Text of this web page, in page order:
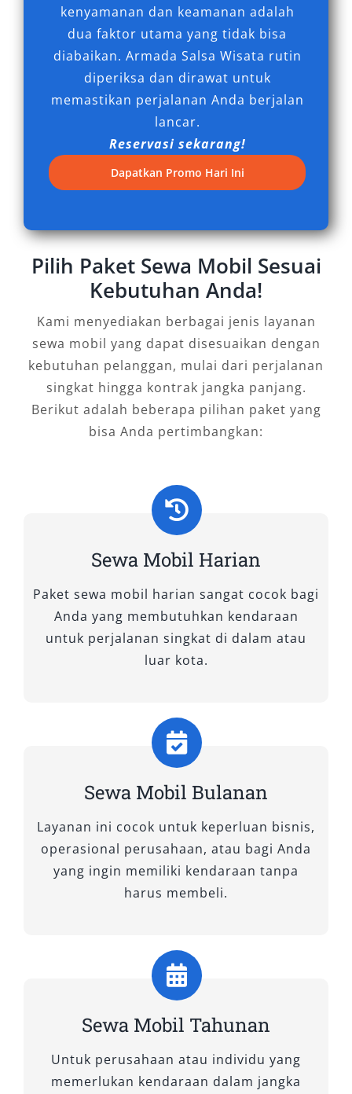
Dengan pengalaman, keahlian, dan komitmen
terhadap kepuasan pelanggan, kami
memastikan setiap perjalanan bersama Salsa
Wisata menjadi nyaman, aman, dan berkesan.
kenyamanan dan keamanan adalah
dua faktor utama yang tidak bisa
diabaikan. Armada Salsa Wisata rutin
diperiksa dan dirawat untuk
memastikan perjalanan Anda berjalan
lancar.
Reservasi sekarang!
Dapatkan Promo Hari Ini
Pilih Paket Sewa Mobil Sesuai
Kebutuhan Anda!
Kami menyediakan berbagai jenis layanan
sewa mobil yang dapat disesuaikan dengan
kebutuhan pelanggan, mulai dari perjalanan
singkat hingga kontrak jangka panjang.
Berikut adalah beberapa pilihan paket yang
bisa Anda pertimbangkan:
Sewa Mobil Harian
Paket sewa mobil harian sangat cocok bagi
Anda yang membutuhkan kendaraan
untuk perjalanan singkat di dalam atau
luar kota.
Sewa Mobil Bulanan
Layanan ini cocok untuk keperluan bisnis,
operasional perusahaan, atau bagi Anda
yang ingin memiliki kendaraan tanpa
harus membeli.
Sewa Mobil Tahunan
Untuk perusahaan atau individu yang
memerlukan kendaraan dalam jangka